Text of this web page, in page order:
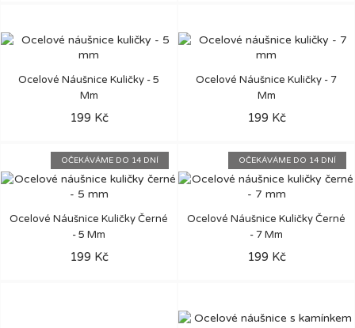
Ocelové Náušnice Kuličky - 5
Mm
199 Kč
Ocelové Náušnice Kuličky - 7
Mm
199 Kč
OČEKÁVÁME DO 14 DNÍ
Ocelové Náušnice Kuličky Černé
- 5 Mm
199 Kč
OČEKÁVÁME DO 14 DNÍ
Ocelové Náušnice Kuličky Černé
- 7 Mm
199 Kč